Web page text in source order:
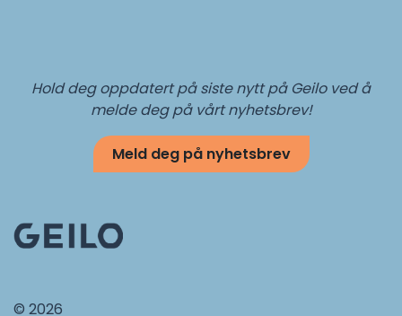
Hold deg oppdatert på siste nytt på Geilo ved å
melde deg på vårt nyhetsbrev!
Meld deg på nyhetsbrev
© 2026